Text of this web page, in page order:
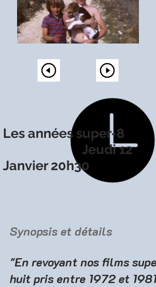
Les années super-8
Jeudi 12
Janvier 20h30
Synopsis et détails
"En revoyant nos films super
huit pris entre 1972 et 1981,